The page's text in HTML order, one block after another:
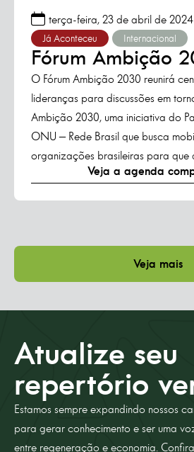
terça-feira, 23 de abril de 2024
Já Aconteceu Internacional
Fórum Ambição
O Fórum Ambição 2030 reunirá
lideranças para discussões em
Ambição 2030, uma iniciativa do
ONU – Rede Brasil que busca
organizações brasileiras para que
compromissos e ações em direção
Veja a agenda
Veja mais
Atualize seu
repertório
Estamos sempre expandindo nossos
para gerar conhecimento e ser uma
entre regeneração e economia.